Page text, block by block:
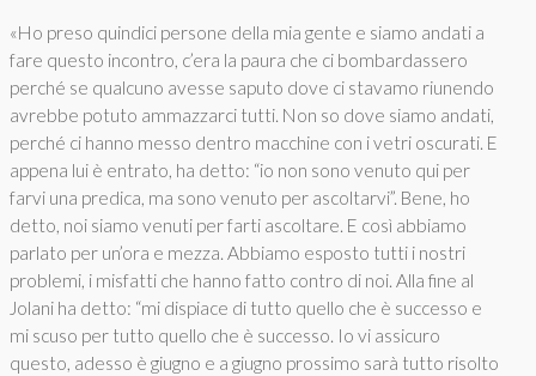
«Ho preso quindici persone della mia gente e siamo andati a
fare questo incontro, c’era la paura che ci bombardassero
perché se qualcuno avesse saputo dove ci stavamo riunendo
avrebbe potuto ammazzarci tutti. Non so dove siamo andati,
perché ci hanno messo dentro macchine con i vetri oscurati. E
appena lui è entrato, ha detto: “io non sono venuto qui per
farvi una predica, ma sono venuto per ascoltarvi”. Bene, ho
detto, noi siamo venuti per farti ascoltare. E così abbiamo
parlato per un’ora e mezza. Abbiamo esposto tutti i nostri
problemi, i misfatti che hanno fatto contro di noi. Alla fine al
Jolani ha detto: “mi dispiace di tutto quello che è successo e
mi scuso per tutto quello che è successo. Io vi assicuro
questo, adesso è giugno e a giugno prossimo sarà tutto risolto